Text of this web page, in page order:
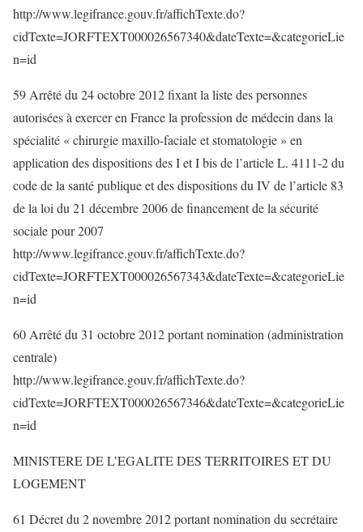
http://www.legifrance.gouv.fr/affichTexte.do?
cidTexte=JORFTEXT000026567340&dateTexte=&categorieLie
n=id
59 Arrêté du 24 octobre 2012 fixant la liste des personnes
autorisées à exercer en France la profession de médecin dans la
spécialité « chirurgie maxillo-faciale et stomatologie » en
application des dispositions des I et I bis de l’article L. 4111-2 du
code de la santé publique et des dispositions du IV de l’article 83
de la loi du 21 décembre 2006 de financement de la sécurité
sociale pour 2007
http://www.legifrance.gouv.fr/affichTexte.do?
cidTexte=JORFTEXT000026567343&dateTexte=&categorieLie
n=id
60 Arrêté du 31 octobre 2012 portant nomination (administration
centrale)
http://www.legifrance.gouv.fr/affichTexte.do?
cidTexte=JORFTEXT000026567346&dateTexte=&categorieLie
n=id
MINISTERE DE L’EGALITE DES TERRITOIRES ET DU
LOGEMENT
61 Décret du 2 novembre 2012 portant nomination du secrétaire